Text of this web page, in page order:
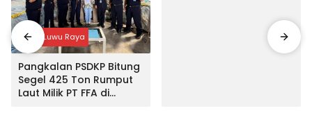
Input Luwu Raya
Pangkalan PSDKP Bitung
Segel 425 Ton Rumput
Laut Milik PT FFA di